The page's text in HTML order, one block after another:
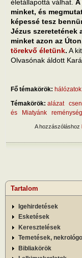
életállapottá válhat. A
minket, és
képessé tesz
Jézus szeretetének
minket azon az
törekvő életünk. A
Olvasónak áldott
Fő témakörök: hálózatok
Témakörök: alázat
és
Miatyánk reménység
A hozzászóláshoz
Tartalom
Igehirdetések
Esketések
Keresztelések
Temetések,
Bibliakörök